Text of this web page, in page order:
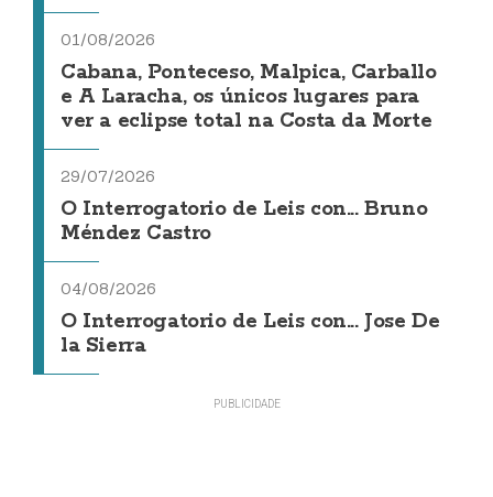
01/08/2026
Cabana, Ponteceso, Malpica, Carballo
e A Laracha, os únicos lugares para
ver a eclipse total na Costa da Morte
29/07/2026
O Interrogatorio de Leis con... Bruno
Méndez Castro
04/08/2026
O Interrogatorio de Leis con... Jose De
la Sierra